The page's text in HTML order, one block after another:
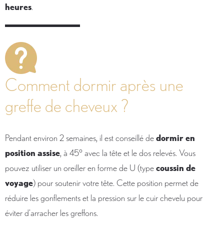
heures.
Comment dormir après une
greffe de cheveux ?
Pendant environ 2 semaines, il est conseillé dedormir en
position assise, à 45° avec la tête et le dos relevés. Vous
pouvez utiliser un oreiller en forme de U (typecoussin de
voyage) pour soutenir votre tête. Cette position permet de
réduire les gonflements et la pression sur le cuir chevelu pour
éviter d’arracher les greffons.